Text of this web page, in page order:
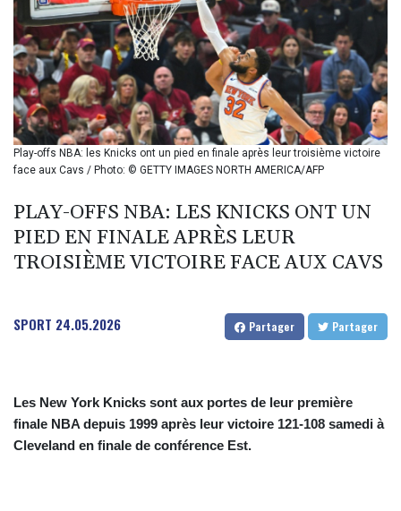
BIF 2985.079791
BMD 1
BND 1.277602
BOB 11.849673
BRL 5.083304
BSD 0.997016
BTN 94.875232
BWP 13.457596
BYN 2.968819
BZD 2.00519
CHF 0.80949
CNY 6.747604
CNH 6.743285
CRC 453.228387
CUC 1
Play-offs NBA: les Knicks ont un pied en finale après leur troisième victoire
face aux Cavs / Photo: © GETTY IMAGES NORTH AMERICA/AFP
PLAY-OFFS NBA: LES KNICKS ONT UN
PIED EN FINALE APRÈS LEUR
TROISIÈME VICTOIRE FACE AUX CAVS
SPORT 24.05.2026 Partager Partager
Les New York Knicks sont aux portes de leur première
finale NBA depuis 1999 après leur victoire 121-108 samedi à
Cleveland en finale de conférence Est.